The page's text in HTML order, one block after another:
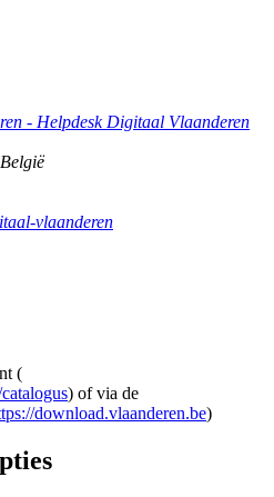
- Helpdesk Digitaal Vlaanderen
België
vlaanderen
(
) of via de
download.vlaanderen.be)